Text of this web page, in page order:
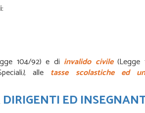
104/92) e di invalido civile
), alle tasse scolastiche ed
DIRIGENTI ED